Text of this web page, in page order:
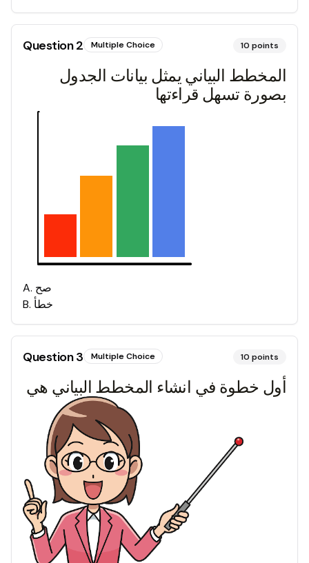
Question2 Multiple Choice 10 points
المخطط البياني يمثل بيانات الجدول
بصورة تسهل قراءتها
A. صح
B. خطأ
Question3 Multiple Choice 10 points
أول خطوة في انشاء المخطط البياني هي